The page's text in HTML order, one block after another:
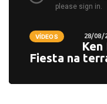
VÍDEOS 28/08/
Fiesta na